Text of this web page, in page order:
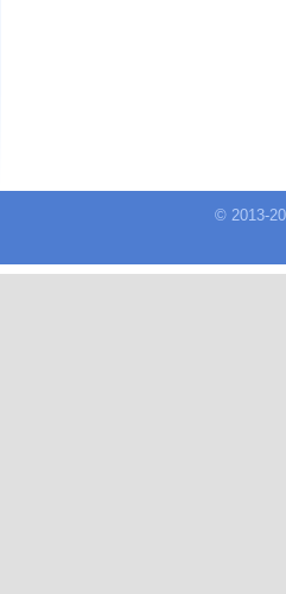
© 2013-